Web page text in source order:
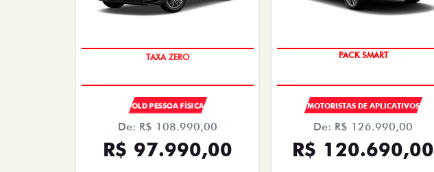
COM USADO NA TROCA
OLD PESSOA FÍSICA
De: R$ 108.990,00
R$ 97.990,00
PACK SMART
MOTORISTAS DE APLICATIVOS
De: R$ 126.990,00
R$ 120.690,00